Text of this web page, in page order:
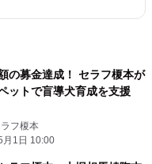
の募金達成！ セラフ榎本が
ットで盲導犬育成を支援
フ榎本
月1日 10:00